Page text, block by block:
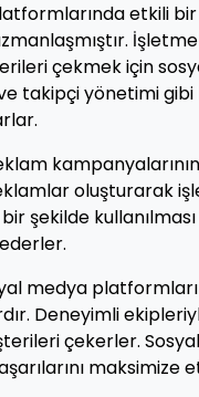
etkili
çekmek için
takipçi yönetimi
oluşturarak
şekilde
medya
Deneyimli
çekerler.
maksimize